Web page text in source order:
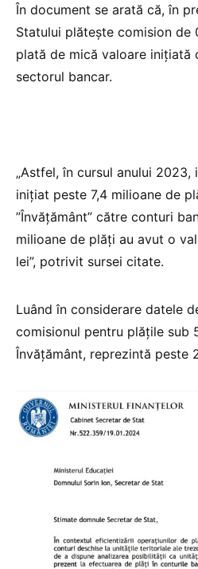
În document se arată că, în
Statului plătește comision de
plată de mică valoare inițiată
sectorul bancar.
„Astfel, în cursul anului
inițiat peste 7,4 milioane de
”Învățământ” către conturi
milioane de plăți au avut o
lei”, potrivit sursei citate.
Luând în considerare datele
comisionul pentru plățile sub
Învățământ, reprezintă peste